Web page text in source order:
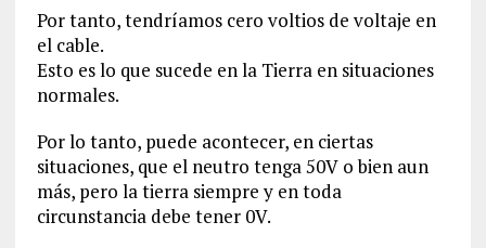
Por tanto, tendríamos cero voltios de voltaje en
el cable.
Esto es lo que sucede en la Tierra en situaciones
normales.
Por lo tanto, puede acontecer, en ciertas
situaciones, que el neutro tenga 50V o bien aun
más, pero la tierra siempre y en toda
circunstancia debe tener 0V.